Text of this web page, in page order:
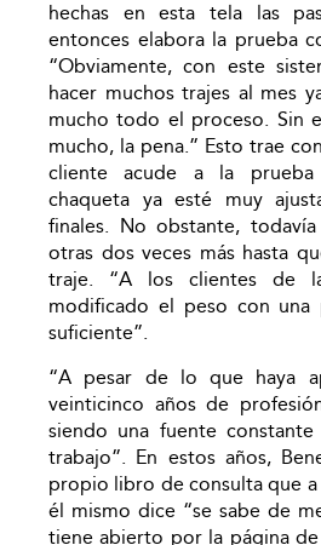
hechas en esta tela las
entonces elabora la prueba
“Obviamente, con este
hacer muchos trajes al mes
mucho todo el proceso. Sin
mucho, la pena.” Esto trae
cliente acude a la
chaqueta ya esté muy
finales. No obstante,
otras dos veces más hasta
traje. “A los clientes de
modificado el peso con una
suficiente”.
“A pesar de lo que haya
veinticinco años de
siendo una fuente
trabajo”. En estos años,
propio libro de consulta que
él mismo dice “se sabe de
tiene abierto por la página